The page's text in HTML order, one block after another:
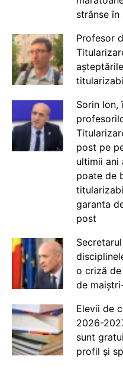
strânse
Profesor
Sorin Ion,
post pe
ultimii ani
poate de
garanta
post
o criză
de
Elevii de
2026-
sunt
profil și